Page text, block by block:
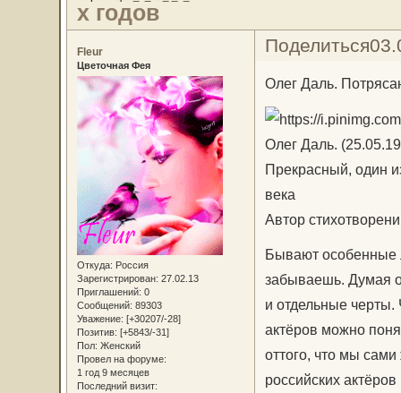
х годов
Поделиться
Fleur
Цветочная Фея
Откуда: Россия
Зарегистрирован: 27.02.13
Приглашений: 0
Сообщений: 89303
Уважение: [+30207/-28]
Позитив: [+5843/-31]
Пол: Женский
Провел на форуме:
1 год 9 месяцев
Последний визит:
Олег Даль.
Олег Даль.
Прекрасный, один
века
Автор
Бывают особенные
забываешь. Думая о
и отдельные черты.
актёров можно
оттого, что мы
российских